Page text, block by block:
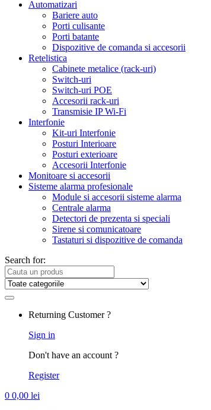
Automatizari
Bariere auto
Porti culisante
Porti batante
Dispozitive de comanda si accesorii
Retelistica
Cabinete metalice (rack-uri)
Switch-uri
Switch-uri POE
Accesorii rack-uri
Transmisie IP Wi-Fi
Interfonie
Kit-uri Interfonie
Posturi Interioare
Posturi exterioare
Accesorii Interfonie
Monitoare si accesorii
Sisteme alarma profesionale
Module si accesorii sisteme alarma
Centrale alarma
Detectori de prezenta si speciali
Sirene si comunicatoare
Tastaturi si dispozitive de comanda
Search for:
Returning Customer ?
Sign in
Don't have an account ?
Register
0 0,00 lei